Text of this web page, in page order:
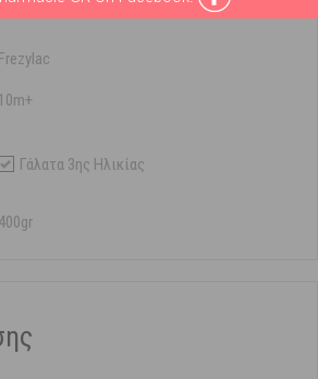
Frezylac
10m+
Γάλατα 3ης Ηλικίας
400gr